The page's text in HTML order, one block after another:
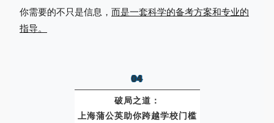
你需要的不只是信息， 而是一套科学的备考方案和专业的
指导。
04
破局之道：
上海蒲公英助你跨越学校门槛